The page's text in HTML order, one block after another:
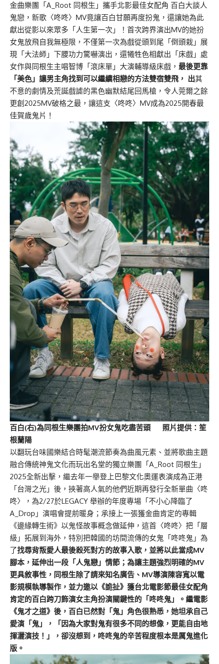
金曲樂團「A_Root 同根生」攜手北影最佳女配角 百白大談人
鬼戀，新歌〈咚咚〉MV竟讓百白甘願再度扮鬼，還讓她為此
獻出從影以來眾多「人生第一次」！首次跨界演出MV的她扮
女鬼放飛自我無極限，不僅第一次為戲從頭到尾「倒頭栽」展
現「大法師」下腰功力驚嚇演出，還犧牲色相獻出「床戲」處
女作與同根生主唱智博「滾床單」大演輔導級床戲， 最後更靠
「美色」讓男主角找到可以繼續相戀的方法雙宿雙飛， 出其
不意的劇情及荒誕戲謔的黑色幽默結尾回馬槍，令人莞爾之餘
更創2025MV破格之最，讓這支〈咚咚〉MV成為2025開春最
佳賀歲鬼片！
百白(右)為同根生樂團拍MV扮女鬼吃盡苦頭 照片提供：笙
根蘭陽
以翻玩台味國樂結合時髦潮流節奏為曲風元素、並將歌曲主題
融合傳統神鬼文化而玩出名堂的獨立樂團「A_Root 同根生」
2025全新出擊，繼去年一舉登上巴黎文化奧運表演成為正港
「台灣之光」後，挾著高人氣的他們近期再發行全新單曲〈咚
咚〉，為2/27於LEGACY 舉辦的年度專場「不小心降臨了
A_Drop」演唱會提前暖身；承接上一張獲金曲肯定的專輯
《邊緣轉生術》以鬼怪故事概念做延伸，這首〈咚咚〉把「層
級」拓展到海外，特別把韓國的坊間流傳的女鬼「咚咚鬼」為
了找尋背叛愛人最後殺死對方的故事入歌，並將以此當成MV
腳本，延伸出一段「人鬼戀」情節；為讓主題強烈明確的MV
更具敘事性，同根生除了請來知名廣告、MV導演陳容寬以電
影規模執導製作，並力邀以《詭扯》獲台北電影節最佳女配角
肯定的百白跨刀飾演女主角扮演關鍵性的「咚咚鬼」。繼電影
《鬼才之道》後，百白已然對「鬼」角色很熟悉，她坦承自己
愛演「鬼」，「因為大家對鬼有很多不同的想像，更能自由地
揮灑演技！」，卻沒想到，咚咚鬼的辛苦程度根本是厲鬼進化
版。